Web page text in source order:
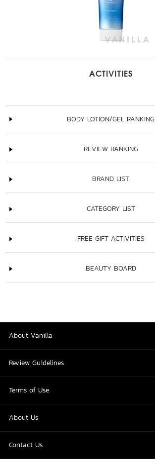
ACTIVITIES
BODY LOTION/GEL RANKING
REVIEW RANKING
BRAND LIST
CATEGORY LIST
FREE GIFT ACTIVITIES
BEAUTY BOARD
About Vanilla
Review Guidelines
Terms of Use
About Us
Contact Us